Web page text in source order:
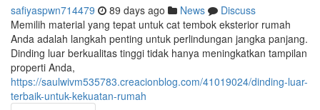
safiyaspwn714479 89 days ago News
Discuss
Memilih material yang tepat untuk cat tembok eksterior rumah
Anda adalah langkah penting untuk perlindungan jangka panjang.
Dinding luar berkualitas tinggi tidak hanya meningkatkan tampilan
properti Anda,
https://saulwivm535783.creacionblog.com/41019024/dinding-luar-
terbaik-untuk-kekuatan-rumah